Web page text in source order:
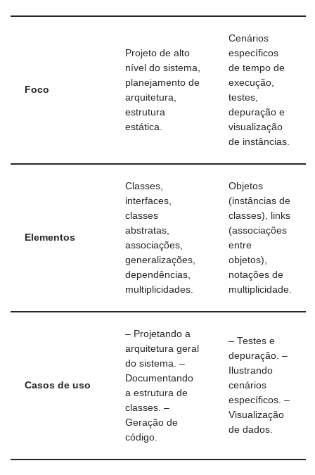
Foco
Projeto de alto
nível do sistema,
planejamento de
arquitetura,
estrutura
estática.
Cenários
específicos
de tempo de
execução,
testes,
depuração e
visualização
de instâncias.
Elementos
Classes,
interfaces,
classes
abstratas,
associações,
generalizações,
dependências,
multiplicidades.
Objetos
(instâncias de
classes), links
(associações
entre
objetos),
notações de
multiplicidade.
Casos de uso
– Projetando a
arquitetura geral
do sistema. –
Documentando
a estrutura de
classes. –
Geração de
código.
– Testes e
depuração. –
Ilustrando
cenários
específicos. –
Visualização
de dados.